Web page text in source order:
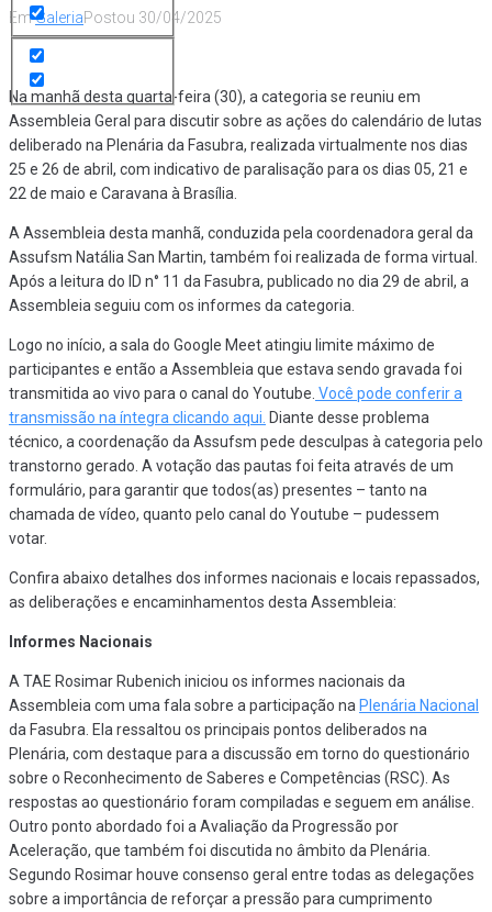
EmGaleriaPostou 30/04/2025
Na manhã desta quarta-feira (30), a categoria se reuniu em
Assembleia Geral para discutir sobre as ações do calendário de lutas
deliberado na Plenária da Fasubra, realizada virtualmente nos dias
25 e 26 de abril, com indicativo de paralisação para os dias 05, 21 e
22 de maio e Caravana à Brasília.
A Assembleia desta manhã, conduzida pela coordenadora geral da
Assufsm Natália San Martin, também foi realizada de forma virtual.
Após a leitura do ID n° 11 da Fasubra, publicado no dia 29 de abril, a
Assembleia seguiu com os informes da categoria.
Logo no início, a sala do Google Meet atingiu limite máximo de
participantes e então a Assembleia que estava sendo gravada foi
transmitida ao vivo para o canal do Youtube. Você pode conferir a
transmissão na íntegra clicando aqui. Diante desse problema
técnico, a coordenação da Assufsm pede desculpas à categoria pelo
transtorno gerado. A votação das pautas foi feita através de um
formulário, para garantir que todos(as) presentes – tanto na
chamada de vídeo, quanto pelo canal do Youtube – pudessem
votar.
Confira abaixo detalhes dos informes nacionais e locais repassados,
as deliberações e encaminhamentos desta Assembleia:
Informes Nacionais
A TAE Rosimar Rubenich iniciou os informes nacionais da
Assembleia com uma fala sobre a participação na Plenária Nacional
da Fasubra. Ela ressaltou os principais pontos deliberados na
Plenária, com destaque para a discussão em torno do questionário
sobre o Reconhecimento de Saberes e Competências (RSC). As
respostas ao questionário foram compiladas e seguem em análise.
Outro ponto abordado foi a Avaliação da Progressão por
Aceleração, que também foi discutida no âmbito da Plenária.
Segundo Rosimar houve consenso geral entre todas as delegações
sobre a importância de reforçar a pressão para cumprimento